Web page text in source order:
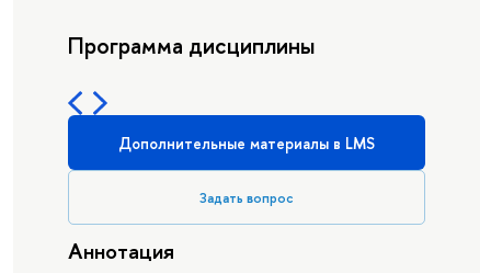
Программа дисциплины
Дополнительные материалы в LMS
Задать вопрос
Аннотация